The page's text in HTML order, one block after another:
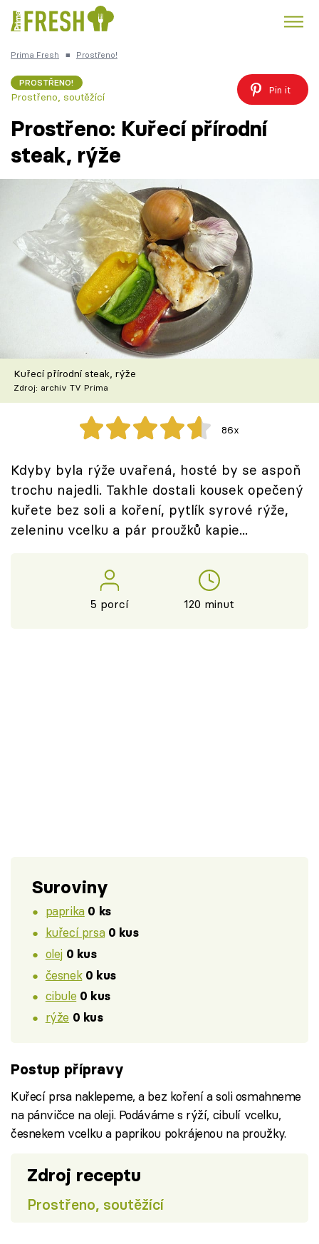
Česká kuchyně
Témata
Recepty
Články
TV Program
Škola vaření
Recepty z TV
Speciál: Cuketa
Těhotnej kuchař
Sledujte prima+
Přihlášení
Prima Fresh ■ Prostřeno!
PROSTŘENO!
Prostřeno, soutěžící
Pin it
Prostřeno: Kuřecí přírodní
steak, rýže
Kuřecí přírodní steak, rýže
Zdroj: archiv TV Prima
86x
Kdyby byla rýže uvařená, hosté by se aspoň
trochu najedli. Takhle dostali kousek opečený
kuřete bez soli a koření, pytlík syrové rýže,
zeleninu vcelku a pár proužků kapie...
5 porcí 120 minut
Suroviny
paprika 0 ks
kuřecí prsa 0 kus
olej 0 kus
česnek 0 kus
cibule 0 kus
rýže 0 kus
Postup přípravy
Kuřecí prsa naklepeme, a bez koření a soli osmahneme
na pánvičce na oleji. Podáváme s rýží, cibulí vcelku,
česnekem vcelku a paprikou pokrájenou na proužky.
Zdroj receptu
Prostřeno, soutěžící